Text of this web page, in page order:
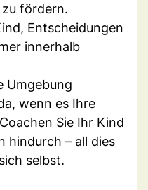
fördern.
Entscheidungen
innerhalb
Umgebung
wenn es Ihre
Sie Ihr Kind
hindurch – all dies
selbst.